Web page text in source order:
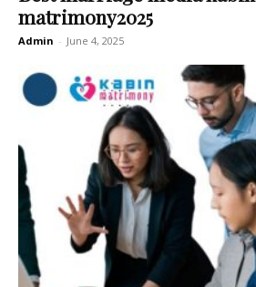
matrimony2025
Admin - June 4, 2025